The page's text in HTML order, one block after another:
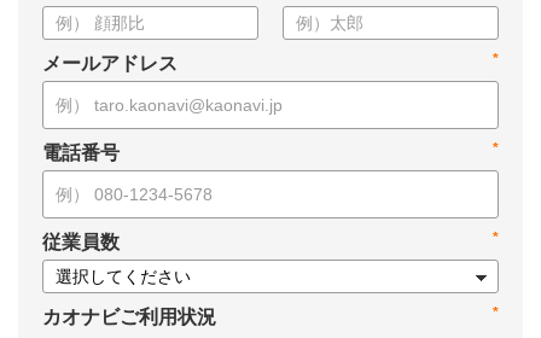
*
メールアドレス
*
電話番号
*
従業員数
*
カオナビご利用状況